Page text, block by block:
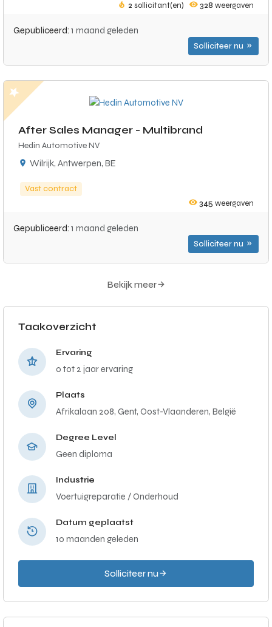
2 sollicitant(en) 328 weergaven
Gepubliceerd: 1 maand geleden
Solliciteer nu
After Sales Manager - Multibrand
Hedin Automotive NV
Wilrijk, Antwerpen, BE
Vast contract
345 weergaven
Gepubliceerd: 1 maand geleden
Solliciteer nu
Bekijk meer
Taakoverzicht
Ervaring
0 tot 2 jaar ervaring
Plaats
Afrikalaan 208, Gent, Oost-Vlaanderen, België
Degree Level
Geen diploma
Industrie
Voertuigreparatie / Onderhoud
Datum geplaatst
10 maanden geleden
Solliciteer nu